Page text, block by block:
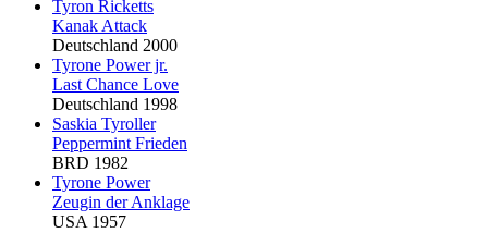
Tyron Ricketts
Kanak Attack
Deutschland 2000
Tyrone Power jr.
Last Chance Love
Deutschland 1998
Saskia Tyroller
Peppermint Frieden
BRD 1982
Tyrone Power
Zeugin der Anklage
USA 1957